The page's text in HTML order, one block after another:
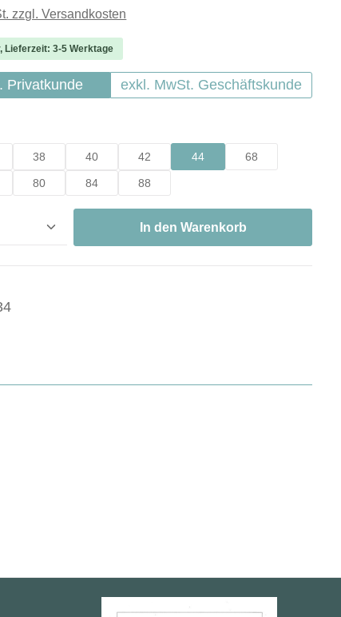
zzgl. Versandkosten
Lieferzeit: 3-5 Werktage
Privatkunde exkl. MwSt. Geschäftskunde
38 40 42 44 68
80 84 88
Gib den gewünschten Wert ein oder
In den Warenkorb